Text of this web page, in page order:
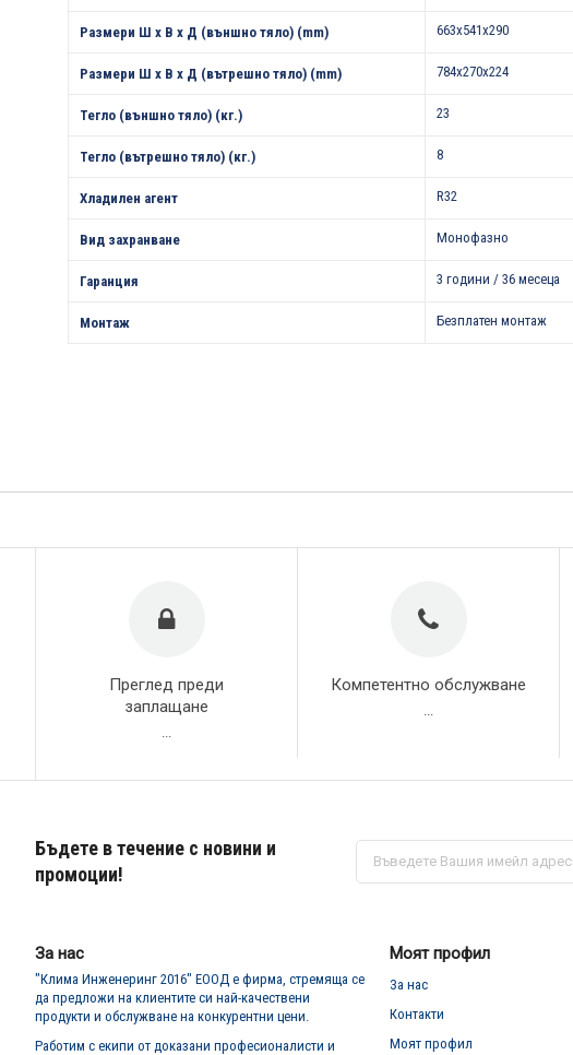
Размери Ш х В х Д (външно тяло) (mm) 663x541x290
Размери Ш х В х Д (вътрешно тяло) (mm) 784x270x224
Тегло (външно тяло) (кг.) 23
Тегло (вътрешно тяло) (кг.) 8
Хладилен агент R32
Вид захранване Монофазно
Гаранция 3 години / 36 месеца
Монтаж Безплатен монтаж
Преглед преди
заплащане
Компетентно обслужване
Бъдете в течение с новини и
промоции!
Абонирай
за
За нас
"Клима Инженеринг 2016" ЕООД е фирма, стремяща се
да предложи на клиентите си най-качествени
продукти и обслужване на конкурентни цени.
Работим с екипи от доказани професионалисти и
Моят профил
За нас
Контакти
Моят профил